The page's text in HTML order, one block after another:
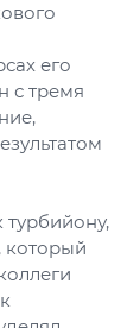
его
с тремя
который